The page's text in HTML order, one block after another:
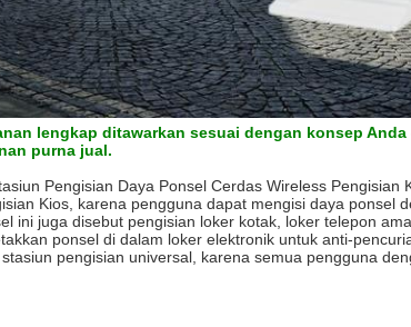
lengkap ditawarkan sesuai dengan konsep
purna jual.
Pengisian Daya Ponsel Cerdas Wireless
Kios, karena pengguna dapat mengisi daya ponsel
ini juga disebut pengisian loker kotak, loker telepon
ponsel di dalam loker elektronik untuk anti-
pengisian universal, karena semua pengguna